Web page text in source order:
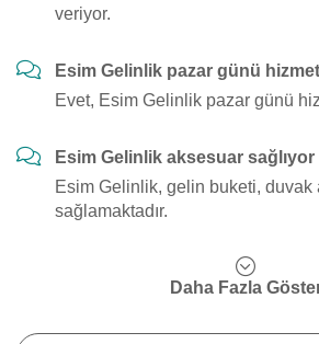
veriyor.
Esim Gelinlik pazar günü
Evet, Esim Gelinlik pazar günü
Esim Gelinlik aksesuar sağlıyor
Esim Gelinlik, gelin buketi, duvak
sağlamaktadır.
Daha Fazla